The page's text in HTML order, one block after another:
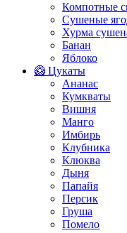
Компотные
Сушеные
Хурма
Банан
Яблоко
🥝 Цукаты
Ананас
Кумкваты
Вишня
Манго
Имбирь
Клубника
Клюква
Дыня
Папайя
Персик
Груша
Помело